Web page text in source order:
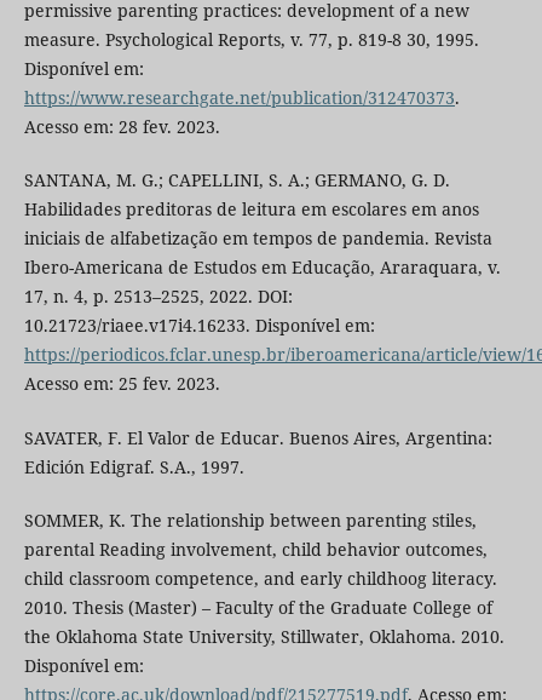
permissive parenting practices: development of a new
measure. Psychological Reports, v. 77, p. 819-8 30, 1995.
Disponível em:
https://www.researchgate.net/publication/312470373.
Acesso em: 28 fev. 2023.
SANTANA, M. G.; CAPELLINI, S. A.; GERMANO, G. D.
Habilidades preditoras de leitura em escolares em anos
iniciais de alfabetização em tempos de pandemia. Revista
Ibero-Americana de Estudos em Educação, Araraquara, v.
17, n. 4, p. 2513–2525, 2022. DOI:
10.21723/riaee.v17i4.16233. Disponível em:
https://periodicos.fclar.unesp.br/iberoamericana/article/view/
Acesso em: 25 fev. 2023.
SAVATER, F. El Valor de Educar. Buenos Aires, Argentina:
Edición Edigraf. S.A., 1997.
SOMMER, K. The relationship between parenting stiles,
parental Reading involvement, child behavior outcomes,
child classroom competence, and early childhoog literacy.
2010. Thesis (Master) – Faculty of the Graduate College of
the Oklahoma State University, Stillwater, Oklahoma. 2010.
Disponível em:
https://core.ac.uk/download/pdf/215277519.pdf. Acesso em: